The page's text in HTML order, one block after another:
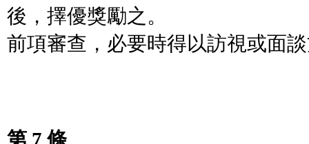
後，擇優獎勵之。
前項審查，必要時得以訪視或面
第 7 條